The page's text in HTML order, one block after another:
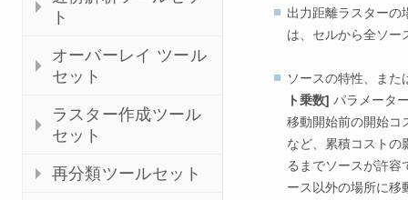
ト
オーバーレイ ツール
セット
ラスター作成ツール
セット
再分類ツールセット
出力距離ラスターの
は、セルから全ソー
ソースの特性、ま
ト乗数] パラメータ
移動開始前の開始コ
など、累積コストの
るまでソースが許容
ース以外の場所に移